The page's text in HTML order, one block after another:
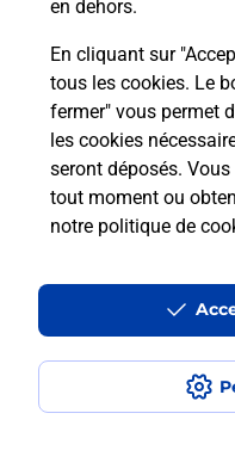
en dehors.
En cliquant sur
tous les cookies. Le
fermer" vous permet
les cookies
seront déposés.
tout moment ou
notre politique de
conditions ?
Localiser Liste Hérault
Accessibilité :
Conditions contractuelles
Mentions légales